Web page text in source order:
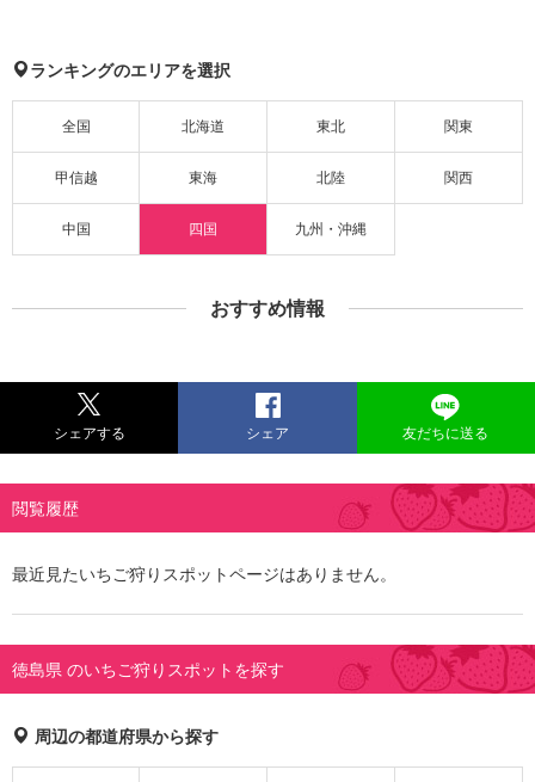
ランキングのエリアを選択
全国 北海道 東北 関東
甲信越 東海 北陸 関西
中国 四国 九州・沖縄
おすすめ情報
シェアする シェア 友だちに送る
閲覧履歴
最近見たいちご狩りスポットページはありません。
徳島県 のいちご狩りスポットを探す
周辺の都道府県から探す